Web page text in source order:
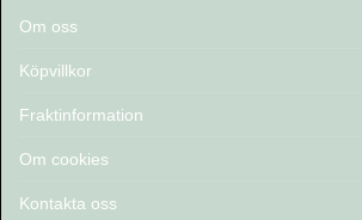
Om oss
Köpvillkor
Fraktinformation
Om cookies
Kontakta oss